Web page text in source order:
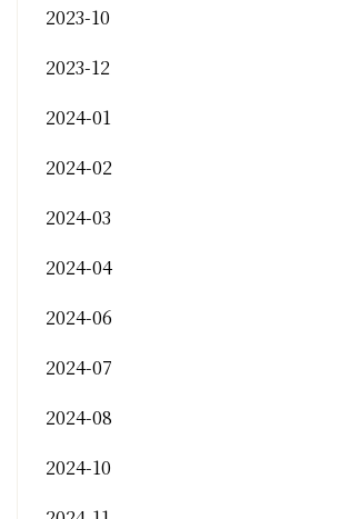
2023-10
2023-12
2024-01
2024-02
2024-03
2024-04
2024-06
2024-07
2024-08
2024-10